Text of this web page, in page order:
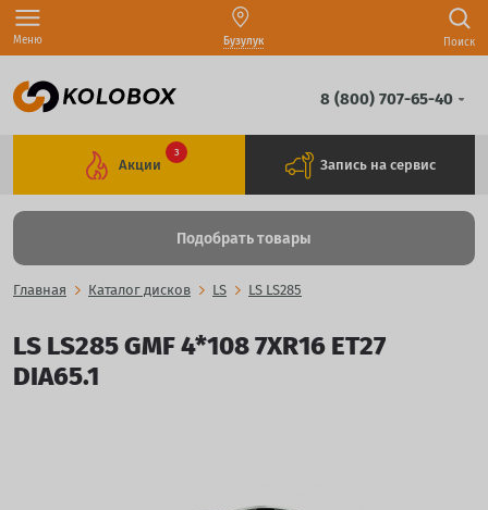
Меню Бузулук Поиск
8 (800) 707-65-40
Акции
3
Запись на сервис
Подобрать товары
Главная Каталог дисков LS LS LS285
LS LS285 GMF 4*108 7XR16 ET27
DIA65.1